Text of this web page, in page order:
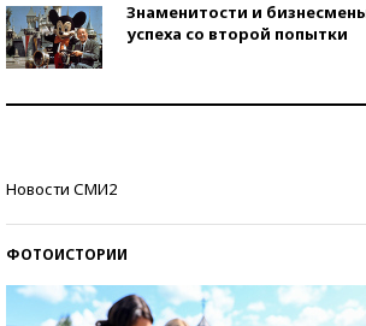
Знаменитости и
успеха со второй попытки
Новости СМИ2
ФОТОИСТОРИИ